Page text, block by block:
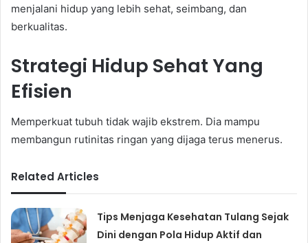
menjalani hidup yang lebih sehat, seimbang, dan
berkualitas.
Strategi Hidup Sehat Yang
Efisien
Memperkuat tubuh tidak wajib ekstrem. Dia mampu
membangun rutinitas ringan yang dijaga terus menerus.
Related Articles
Tips Menjaga Kesehatan Tulang Sejak
Dini dengan Pola Hidup Aktif dan